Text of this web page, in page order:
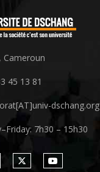
Cameroun
45 13 81
dschang.org
7h30 – 15h30